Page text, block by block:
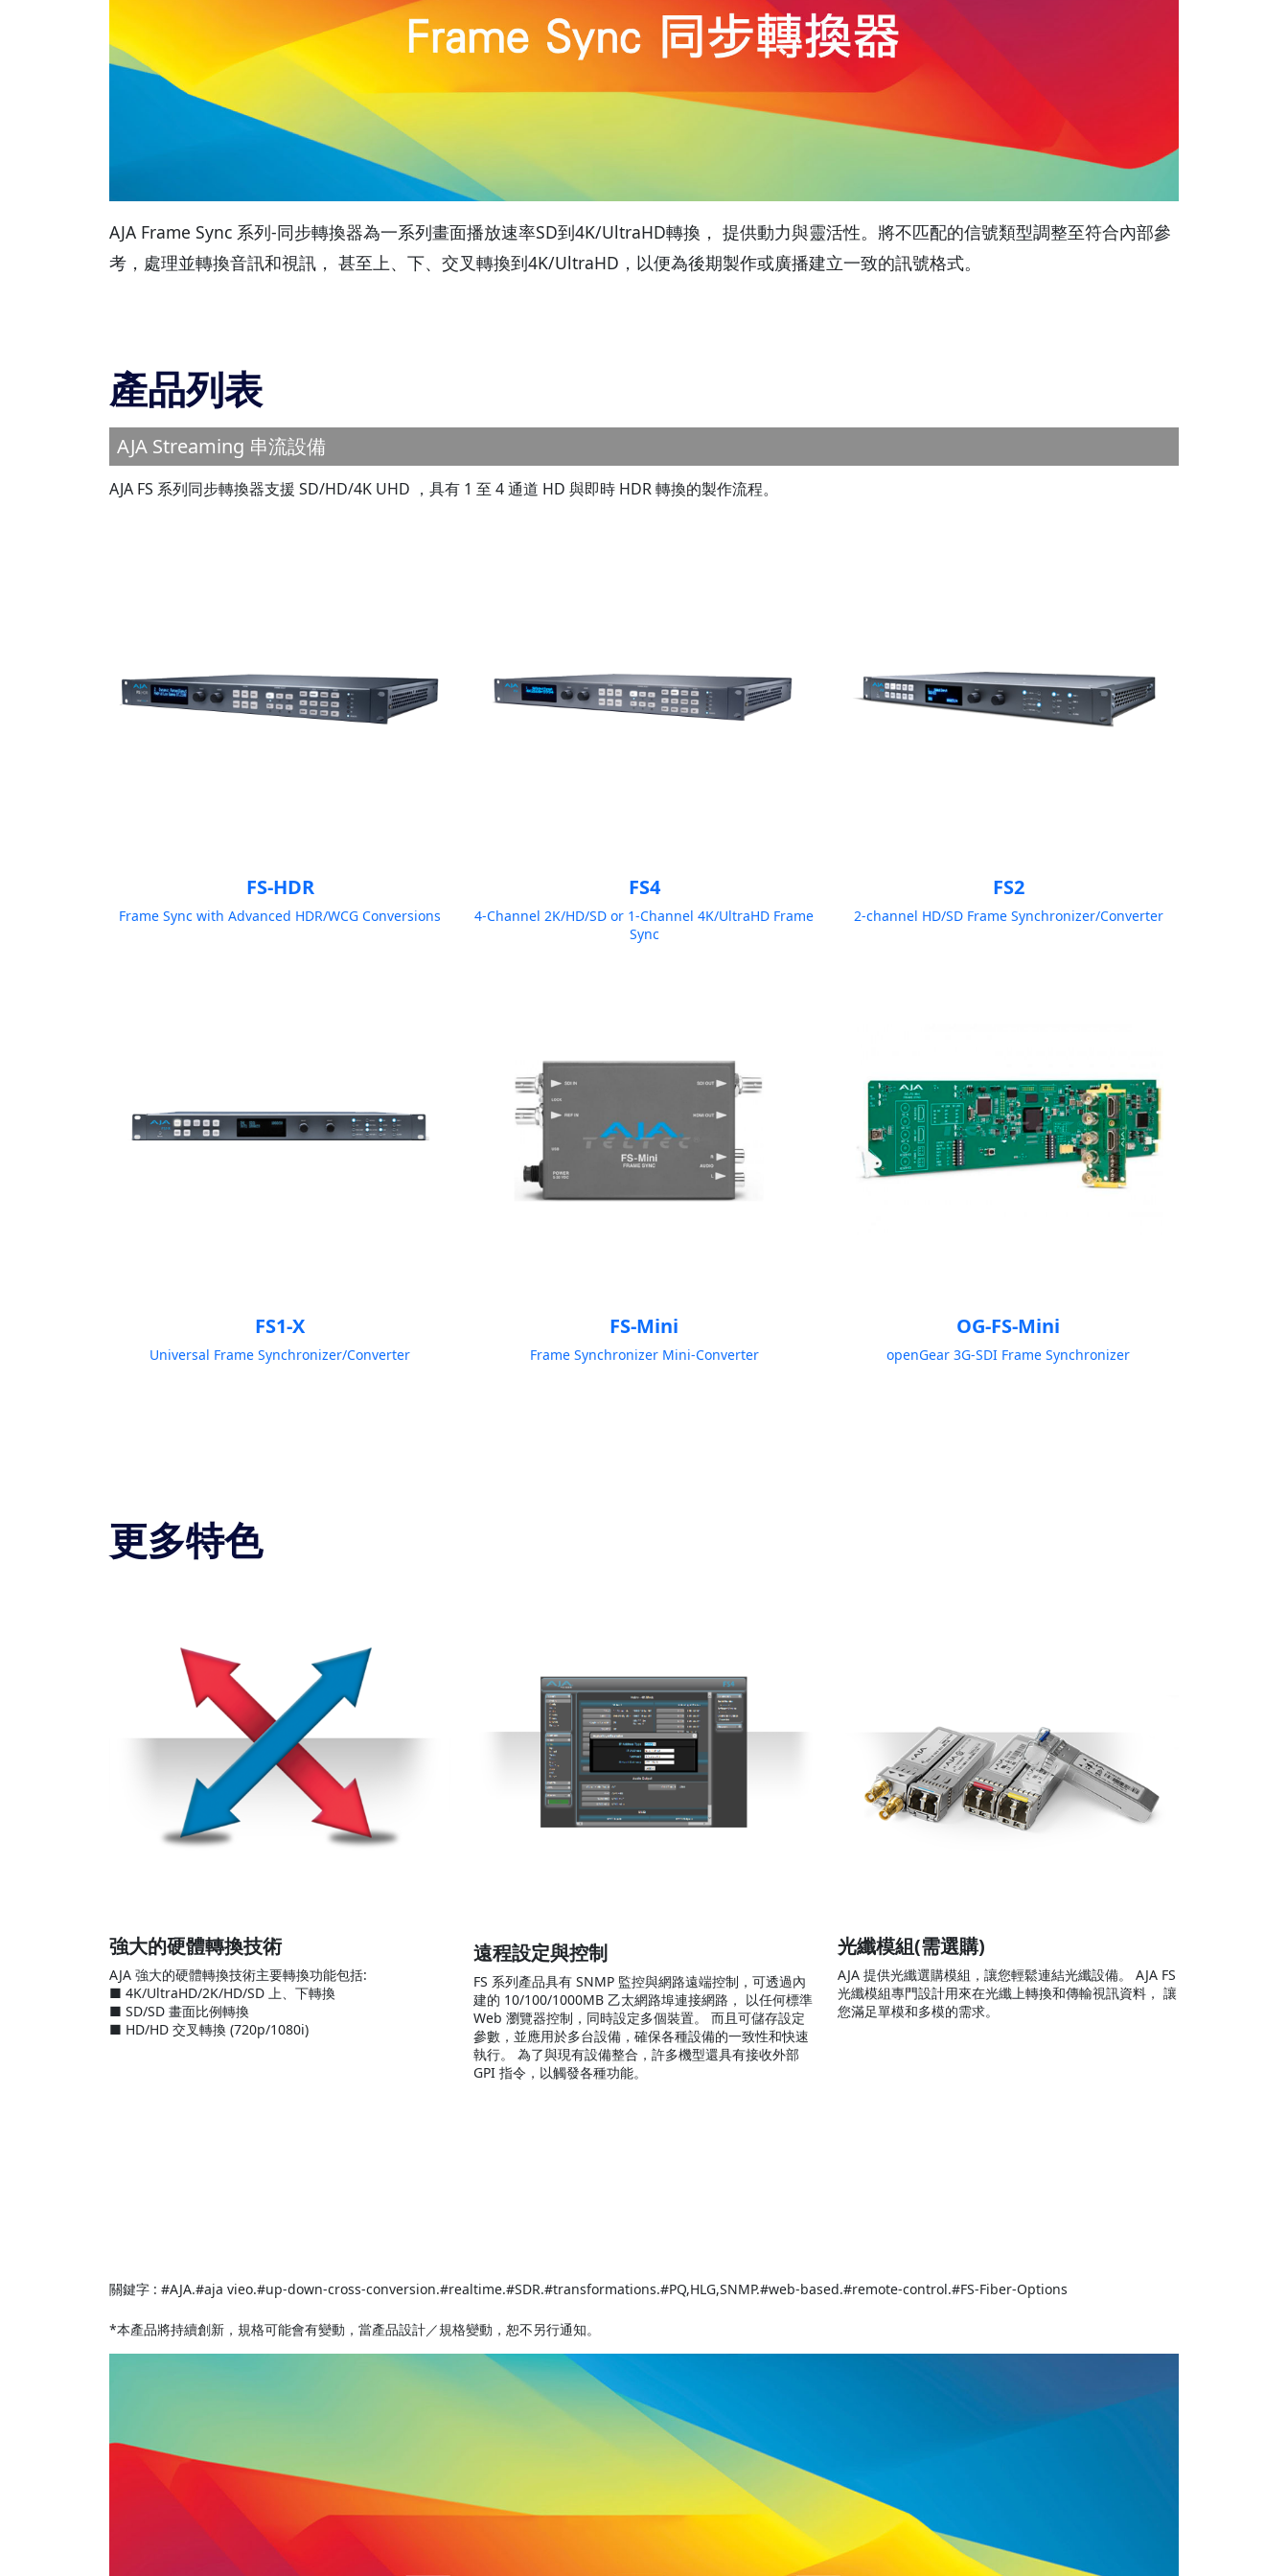
AJA Frame Sync 系列-同步轉換器為一系列畫面播放速率SD到4K/UltraHD轉換， 提供動力與靈活性。將不匹配的信號類型調整至符合內部參
考，處理並轉換音訊和視訊， 甚至上、下、交叉轉換到4K/UltraHD，以便為後期製作或廣播建立一致的訊號格式。
產品列表
AJA Streaming 串流設備
AJA FS 系列同步轉換器支援 SD/HD/4K UHD ，具有 1 至 4 通道 HD 與即時 HDR 轉換的製作流程。
FS-HDR
Frame Sync with Advanced HDR/WCG Conversions
FS4
4-Channel 2K/HD/SD or 1-Channel 4K/UltraHD Frame
Sync
FS2
2-channel HD/SD Frame Synchronizer/Converter
FS1-X
Universal Frame Synchronizer/Converter
FS-Mini
Frame Synchronizer Mini-Converter
OG-FS-Mini
openGear 3G-SDI Frame Synchronizer
更多特色
強大的硬體轉換技術
AJA 強大的硬體轉換技術主要轉換功能包括:
■ 4K/UltraHD/2K/HD/SD 上、下轉換
■ SD/SD 畫面比例轉換
■ HD/HD 交叉轉換 (720p/1080i)
遠程設定與控制
FS 系列產品具有 SNMP 監控與網路遠端控制，可透過內
建的 10/100/1000MB 乙太網路埠連接網路， 以任何標準
Web 瀏覽器控制，同時設定多個裝置。 而且可儲存設定
參數，並應用於多台設備，確保各種設備的一致性和快速
執行。 為了與現有設備整合，許多機型還具有接收外部
GPI 指令，以觸發各種功能。
光纖模組(需選購)
AJA 提供光纖選購模組，讓您輕鬆連結光纖設備。 AJA FS
光纖模組專門設計用來在光纖上轉換和傳輸視訊資料， 讓
您滿足單模和多模的需求。
關鍵字 : #AJA.#aja vieo.#up-down-cross-conversion.#realtime.#SDR.#transformations.#PQ,HLG,SNMP.#web-based.#remote-control.#FS-Fiber-Options
*本產品將持續創新，規格可能會有變動，當產品設計／規格變動，恕不另行通知。